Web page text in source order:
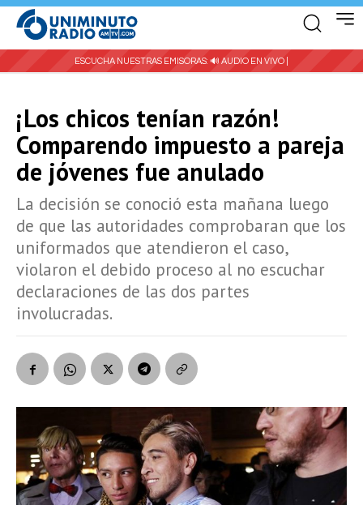
ESCUCHA NUESTRAS EMISORAS: 🔊 AUDIO EN VIVO |
¡Los chicos tenían razón!
Comparendo impuesto a pareja
de jóvenes fue anulado
La decisión se conoció esta mañana luego
de que las autoridades comprobaran que los
uniformados que atendieron el caso,
violaron el debido proceso al no escuchar
declaraciones de las dos partes
involucradas.